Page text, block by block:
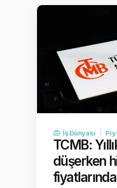
İş Dünyası
TCMB:
düşerken